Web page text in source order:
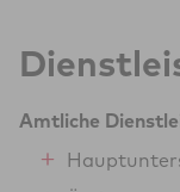
Amtliche